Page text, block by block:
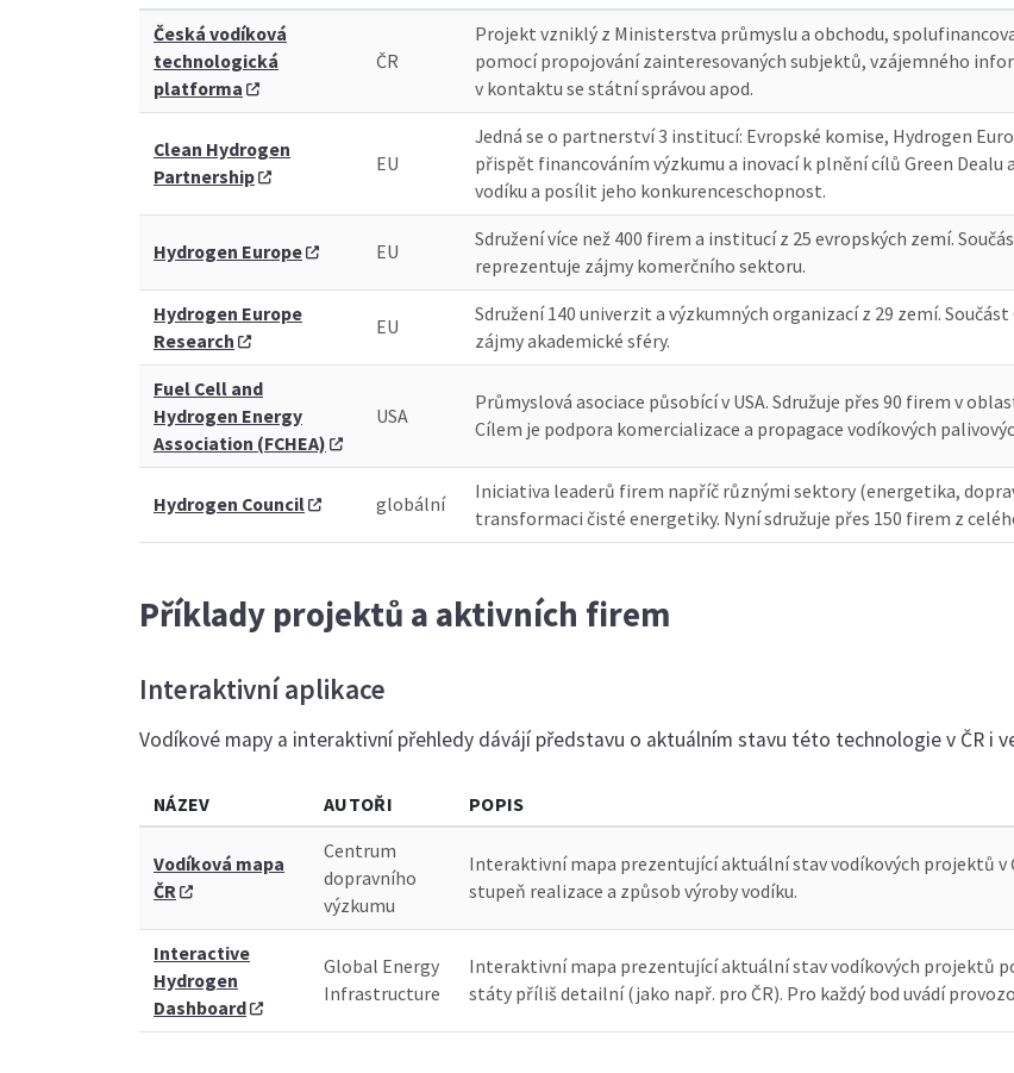
Česká vodíková
technologická
platforma
ČR
Projekt vzniklý z Ministerstva průmyslu a obchodu,
pomocí propojování zainteresovaných subjektů, vzájemného
v kontaktu se státní správou apod.
Clean Hydrogen
Partnership
EU
Jedná se o partnerství 3 institucí: Evropské komise, Hydrogen
přispět financováním výzkumu a inovací k plnění cílů Green
vodíku a posílit jeho konkurenceschopnost.
Hydrogen Europe EU
Sdružení více než 400 firem a institucí z 25 evropských zemí.
reprezentuje zájmy komerčního sektoru.
Hydrogen Europe
Research
EU
Sdružení 140 univerzit a výzkumných organizací z 29 zemí.
zájmy akademické sféry.
Fuel Cell and
Hydrogen Energy
Association (FCHEA)
USA
Průmyslová asociace působící v USA. Sdružuje přes 90 firem v
Cílem je podpora komercializace a propagace vodíkových
Hydrogen Council globální
Iniciativa leaderů firem napříč různými sektory (energetika,
transformaci čisté energetiky. Nyní sdružuje přes 150 firem z
Příklady projektů a aktivních firem
Interaktivní aplikace
Vodíkové mapy a interaktivní přehledy dávájí představu o aktuálním stavu této technologie v ČR i
NÁZEV AUTOŘI POPIS
Vodíková mapa
ČR
Centrum
dopravního
výzkumu
Interaktivní mapa prezentující aktuální stav vodíkových projektů v
stupeň realizace a způsob výroby vodíku.
Interactive
Hydrogen
Dashboard
Global Energy
Infrastructure
Interaktivní mapa prezentující aktuální stav vodíkových projektů
státy příliš detailní (jako např. pro ČR). Pro každý bod uvádí